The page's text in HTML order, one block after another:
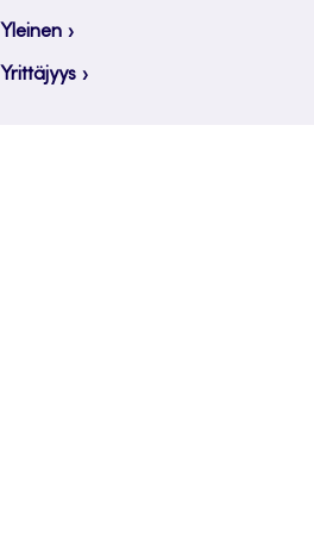
Yleinen
Yrittäjyys